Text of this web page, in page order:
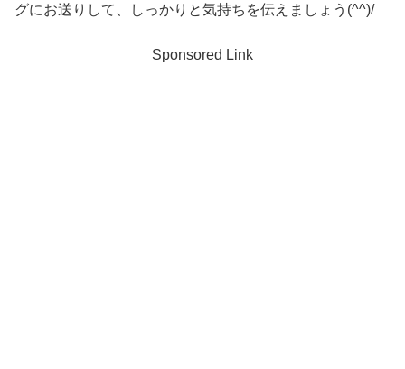
グにお送りして、しっかりと気持ちを伝えましょう(^^)/
Sponsored Link